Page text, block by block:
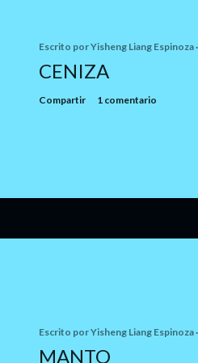
Escrito porYisheng Liang Espinoza
CENIZA
Compartir 1 comentario
Escrito porYisheng Liang Espinoza
MANTO